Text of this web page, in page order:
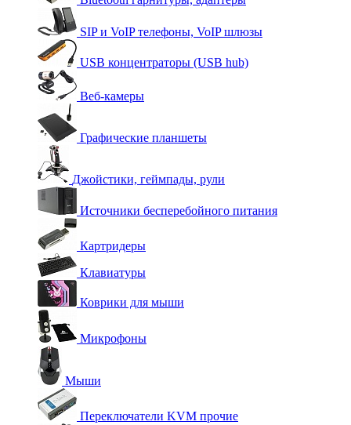
SIP и VoIP телефоны, VoIP шлюзы
USB концентраторы (USB hub)
Веб-камеры
Графические планшеты
Джойстики, геймпады, рули
Источники бесперебойного питания
Картридеры
Клавиатуры
Коврики для мыши
Микрофоны
Мыши
Переключатели KVM прочие